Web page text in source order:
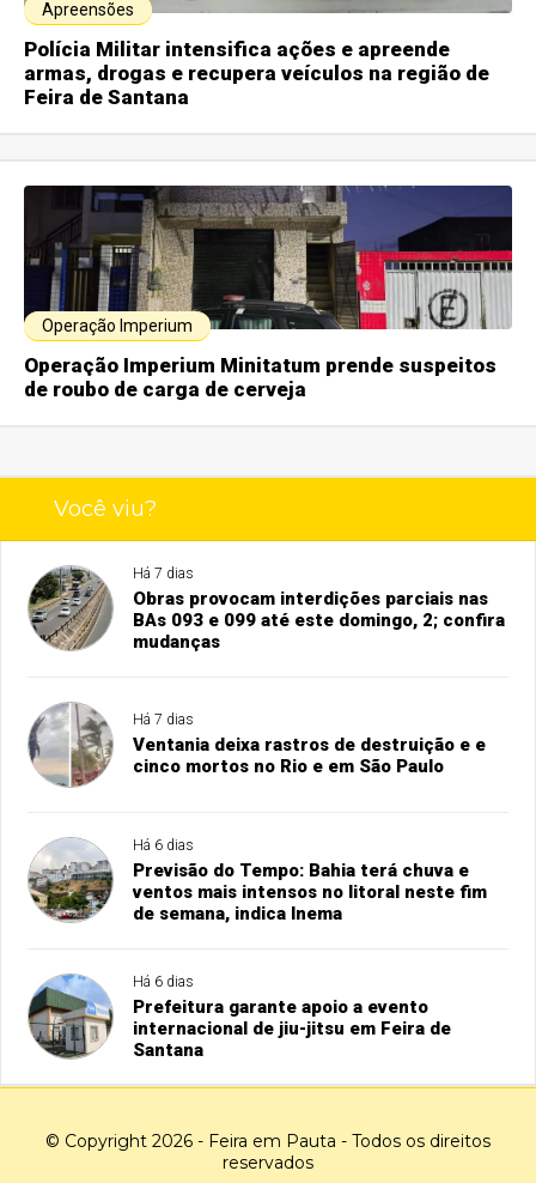
Apreensões
Polícia Militar intensifica ações e apreende
armas, drogas e recupera veículos na região de
Feira de Santana
Operação Imperium
Operação Imperium Minitatum prende suspeitos
de roubo de carga de cerveja
Você viu?
Há 7 dias
Obras provocam interdições parciais nas
BAs 093 e 099 até este domingo, 2; confira
mudanças
Há 7 dias
Ventania deixa rastros de destruição e e
cinco mortos no Rio e em São Paulo
Há 6 dias
Previsão do Tempo: Bahia terá chuva e
ventos mais intensos no litoral neste fim
de semana, indica Inema
Há 6 dias
Prefeitura garante apoio a evento
internacional de jiu-jitsu em Feira de
Santana
© Copyright 2026 - Feira em Pauta - Todos os direitos
reservados